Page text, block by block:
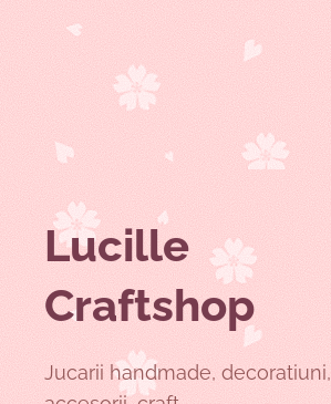
Lucille
Craftshop
Jucarii handmade, decoratiuni,